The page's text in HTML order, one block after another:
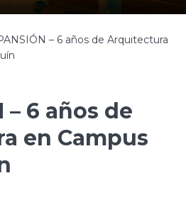
– 6 años de Arquitectura
– 6 años de
en Campus